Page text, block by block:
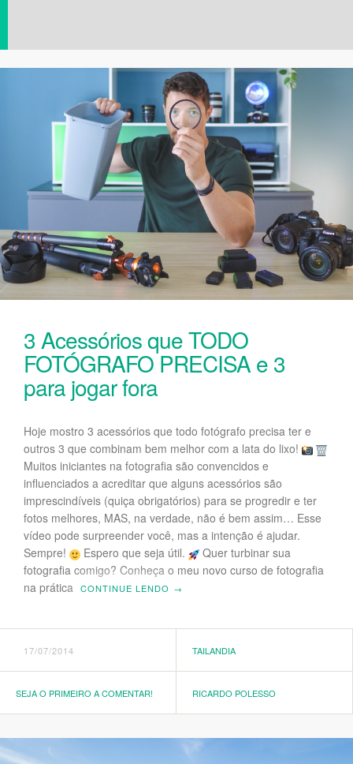
3 Acessórios que TODO
FOTÓGRAFO PRECISA e 3
para jogar fora
Hoje mostro 3 acessórios que todo fotógrafo precisa ter e
outros 3 que combinam bem melhor com a lata do lixo!
Muitos iniciantes na fotografia são convencidos e
influenciados a acreditar que alguns acessórios são
imprescindíveis (quiça obrigatórios) para se progredir e ter
fotos melhores, MAS, na verdade, não é bem assim… Esse
vídeo pode surpreender você, mas a intenção é ajudar.
Sempre!
Espero que seja útil.
Quer turbinar sua
fotografia comigo? Conheça o meu novo curso de fotografia
na prática CONTINUE LENDO →
17/07/2014 TAILANDIA
SEJA O PRIMEIRO A COMENTAR! RICARDO POLESSO